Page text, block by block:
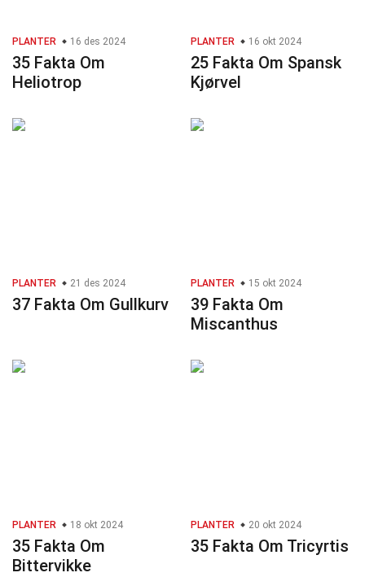
PLANTER 16 des 2024
35 Fakta Om
Heliotrop
PLANTER 16 okt 2024
25 Fakta Om Spansk
Kjørvel
PLANTER 21 des 2024
37 Fakta Om Gullkurv
PLANTER 15 okt 2024
39 Fakta Om
Miscanthus
PLANTER 18 okt 2024
35 Fakta Om
Bittervikke
PLANTER 20 okt 2024
35 Fakta Om Tricyrtis